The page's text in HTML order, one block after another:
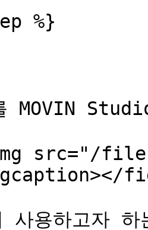
MOVIN
src="/files/
용하고자 하